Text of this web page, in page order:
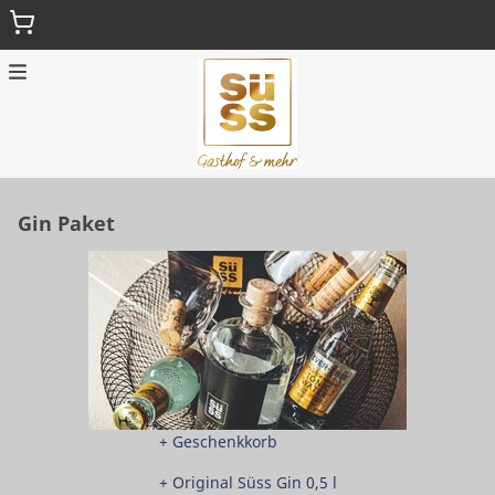
Menu
GESCHENKGUTSCHEINE
WIDERRUFSBELEHRUNG
ZURÜCK ZUR HAUPTSEITE
Gin Paket
+ Geschenkkorb
+ Original Süss Gin 0,5 l